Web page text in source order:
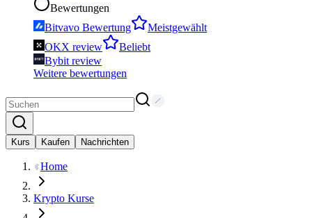
Bewertungen
Bitvavo Bewertung
Meistgewählt
OKX review
Beliebt
Bybit review
Weitere bewertungen
Kurs Kaufen Nachrichten
Home
Krypto Kurse